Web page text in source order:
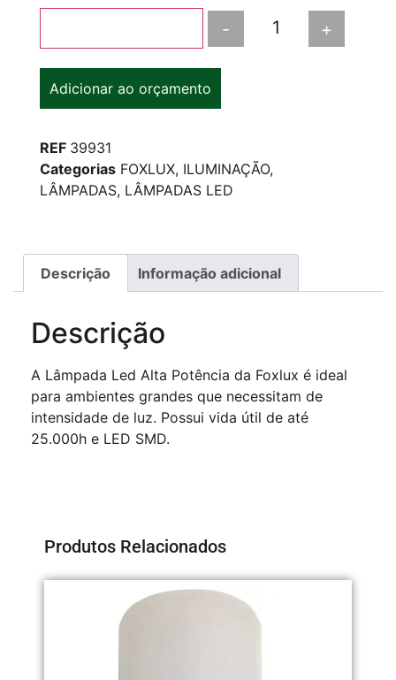
- +
Adicionar ao orçamento
REF 39931
Categorias FOXLUX, ILUMINAÇÃO,
LÂMPADAS, LÂMPADAS LED
Descrição Informação adicional
Descrição
A Lâmpada Led Alta Potência da Foxlux é ideal
para ambientes grandes que necessitam de
intensidade de luz. Possui vida útil de até
25.000h e LED SMD.
Produtos Relacionados